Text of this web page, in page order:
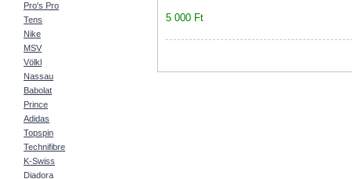
Pro's Pro
Tens
Nike
MSV
Völkl
Nassau
Babolat
Prince
Adidas
Topspin
Technifibre
K-Swiss
Diadora
5 000 Ft